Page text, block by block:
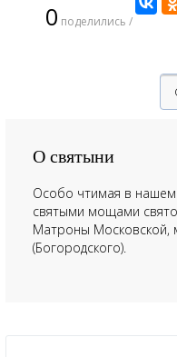
0 поделились /
О святыни
Особо чтимая в нашем
святыми мощами
Матроны Московской,
(Богородского).